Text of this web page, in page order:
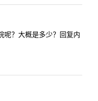
？大概是多少？回复内